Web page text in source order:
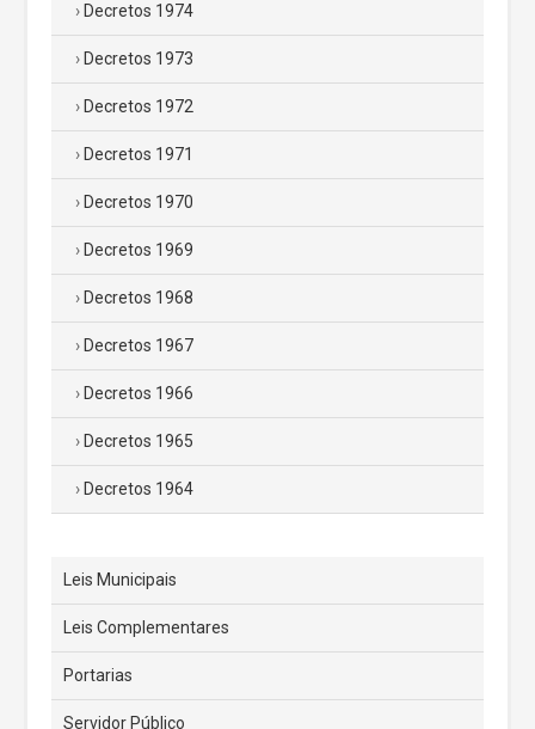
Decretos 1974
Decretos 1973
Decretos 1972
Decretos 1971
Decretos 1970
Decretos 1969
Decretos 1968
Decretos 1967
Decretos 1966
Decretos 1965
Decretos 1964
Leis Municipais
Leis Complementares
Portarias
Servidor Público